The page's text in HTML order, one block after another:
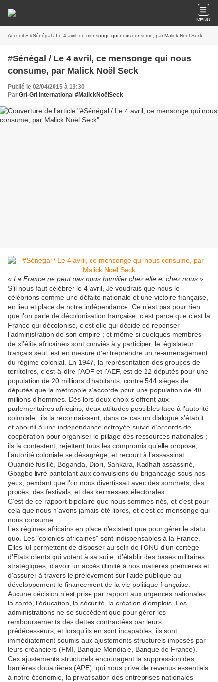
MENU
Accueil » #Sénégal / Le 4 avril, ce mensonge qui nous consume, par Malick Noël Seck
#Sénégal / Le 4 avril, ce mensonge qui nous
consume, par Malick Noël Seck
Publié le 02/04/2015 à 19:30
Par Gri-Gri International #MalickNoëlSeck
« La France ne peut pas nous humilier chez elle et chez nous »
S’il nous faut célébrer le 4 avril, Je voudrais que nous le
célébrions comme une défaite nationale et une victoire française,
en lieu et place de notre indépendance. Ce n’est pas pour rien
que l’on parle de décolonisation française, c’est parce que c’est la
France qui décolonise, c’est elle qui décide de repenser
l’administration de son empire ; et même si quelques membres
de «l’élite africaine» sont conviés à y participer, le législateur
français seul, est en mesure d’entreprendre un ré-aménagement
du régime colonial. En 1947, la représentation des groupes de
territoires, c’est-à-dire l’AOF et l’AEF, est de 22 députés pour une
population de 20 millions d’habitants, contre 544 sièges de
députés que la métropole s’accorde pour une population de 40
millions d’hommes. Dès lors deux choix s’offrent aux
parlementaires africains, deux attitudes possibles face à l’autorité
coloniale : ils la reconnaissent, dans ce cas un dialogue s’établit
et aboutit à une indépendance octroyée suivie d’accords de
coopération pour organiser le pillage des ressources nationales ;
ils la contestent, rejettent tous les compromis qu’elle propose,
l’autorité coloniale se désagrège, et recourt à l’assassinat :
Ouandié fusillé, Boganda, Diori, Sankara, Kadhafi assassiné,
Gbagbo livré pantelant aux convulsions du brigandage sous nos
yeux, pendant que l'on nous divertissait avec des sommets, des
procès, des festivals, et des kermesses électorales.
C’est de ce rapport bipolaire que nous sommes nés, et c’est pour
cela que nous n’avons jamais été libres, et c’est ce mensonge qui
nous consume.
Les régimes africains en place n'existent que pour gérer le statu
quo. Les "colonies africaines" sont indispensables à la France.
Elles lui permettent de disposer au sein de l'ONU d’un cortège
d'Etats clients qui votent à sa suite, d’établir des bases militaires
stratégiques, d'avoir un accès illimité à nos matières premières et
d'assurer à travers le prélèvement sur l'aide publique au
développement le financement de la vie politique française.
Aucune décision n’est prise par rapport aux urgences nationales :
la santé, l’éducation, la sécurité, la création d’emplois. Les
administrations ne se succèdent que pour gérer les
remboursements des dettes contractées par leurs
prédécesseurs, et lorsqu’ils en sont incapables, ils sont
immédiatement soumis aux ajustements structurels imposés par
leurs créanciers (FMI, Banque Mondiale, Banque de France).
Ces ajustements structurels encouragent la suppression des
barrières douanières (APE), qui nous prive de revenus essentiels
à notre économie, la privatisation des entreprises nationales